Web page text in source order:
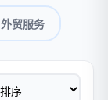
外贸服务